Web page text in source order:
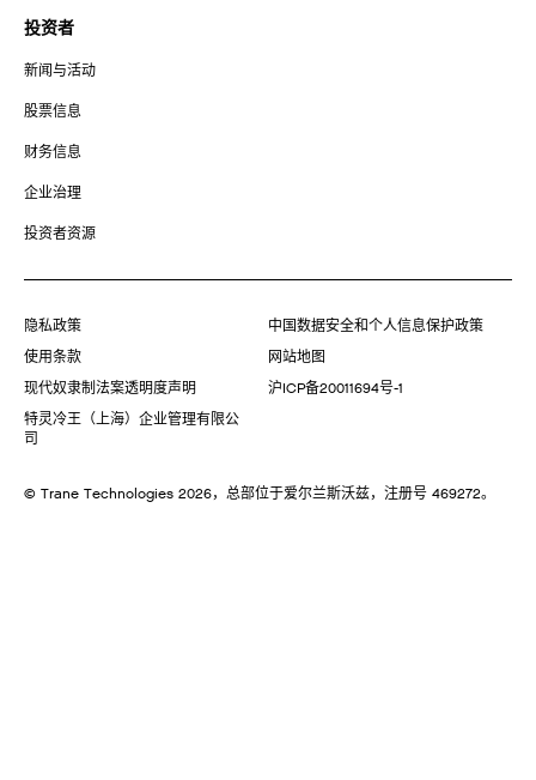
投资者
新闻与活动
股票信息
财务信息
企业治理
投资者资源
隐私政策
中国数据安全和个人信息保护政策
使用条款
网站地图
现代奴隶制法案透明度声明
沪ICP备20011694号-1
特灵冷王（上海）企业管理有限公
司
© Trane Technologies 2026，总部位于爱尔兰斯沃兹，注册号 469272。